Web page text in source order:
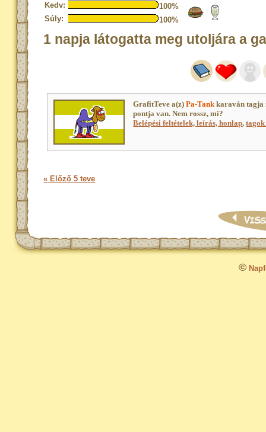
Kedv:
100%
Súly:
100%
1 napja látogatta meg utoljára a
GrafitTeve a(z)Pa-Tankkaraván tagja
pontja van. Nem rossz, mi?
Belépési feltételek, leírás, honlap,
« Előző 5 teve
©